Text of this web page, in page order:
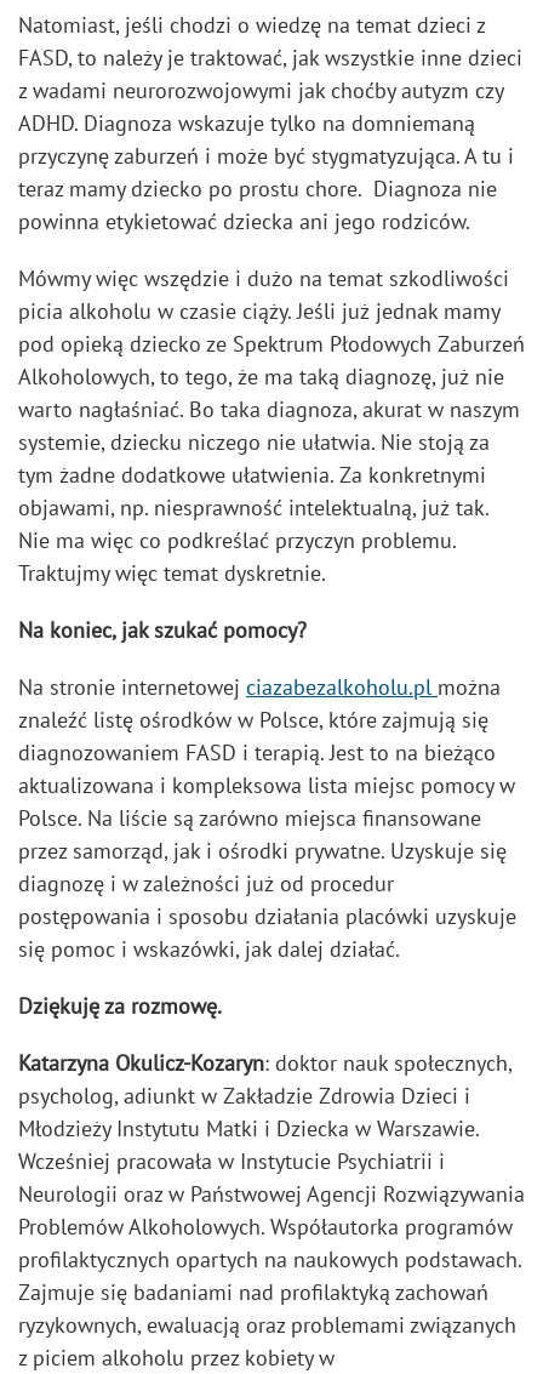
Natomiast, jeśli chodzi o wiedzę na temat dzieci z
FASD, to należy je traktować, jak wszystkie inne dzieci
z wadami neurorozwojowymi jak choćby autyzm czy
ADHD. Diagnoza wskazuje tylko na domniemaną
przyczynę zaburzeń i może być stygmatyzująca. A tu i
teraz mamy dziecko po prostu chore. Diagnoza nie
powinna etykietować dziecka ani jego rodziców.
Mówmy więc wszędzie i dużo na temat szkodliwości
picia alkoholu w czasie ciąży. Jeśli już jednak mamy
pod opieką dziecko ze Spektrum Płodowych Zaburzeń
Alkoholowych, to tego, że ma taką diagnozę, już nie
warto nagłaśniać. Bo taka diagnoza, akurat w naszym
systemie, dziecku niczego nie ułatwia. Nie stoją za
tym żadne dodatkowe ułatwienia. Za konkretnymi
objawami, np. niesprawność intelektualną, już tak.
Nie ma więc co podkreślać przyczyn problemu.
Traktujmy więc temat dyskretnie.
Na koniec, jak szukać pomocy?
Na stronie internetowej ciazabezalkoholu.pl można
znaleźć listę ośrodków w Polsce, które zajmują się
diagnozowaniem FASD i terapią. Jest to na bieżąco
aktualizowana i kompleksowa lista miejsc pomocy w
Polsce. Na liście są zarówno miejsca finansowane
przez samorząd, jak i ośrodki prywatne. Uzyskuje się
diagnozę i w zależności już od procedur
postępowania i sposobu działania placówki uzyskuje
się pomoc i wskazówki, jak dalej działać.
Dziękuję za rozmowę.
Katarzyna Okulicz-Kozaryn: doktor nauk społecznych,
psycholog, adiunkt w Zakładzie Zdrowia Dzieci i
Młodzieży Instytutu Matki i Dziecka w Warszawie.
Wcześniej pracowała w Instytucie Psychiatrii i
Neurologii oraz w Państwowej Agencji Rozwiązywania
Problemów Alkoholowych. Współautorka programów
profilaktycznych opartych na naukowych podstawach.
Zajmuje się badaniami nad profilaktyką zachowań
ryzykownych, ewaluacją oraz problemami związanych
z piciem alkoholu przez kobiety w